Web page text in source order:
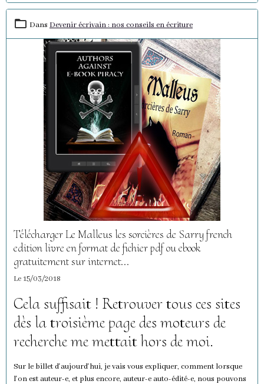
Dans Devenir écrivain : nos conseils en écriture
Télécharger Le Malleus les sorcières de Sarry french
edition livre en format de fichier pdf ou ebook
gratuitement sur internet...
Le 15/03/2018
Cela suffisait ! Retrouver tous ces sites
dès la troisième page des moteurs de
recherche me mettait hors de moi.
Sur le billet d'aujourd'hui, je vais vous expliquer, comment lorsque
l'on est auteur-e, et plus encore, auteur-e auto-édité-e, nous pouvons